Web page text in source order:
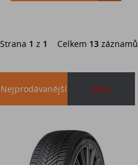
Strana 1 z 1 Celkem 13 záznamů
Nejprodávanější akce